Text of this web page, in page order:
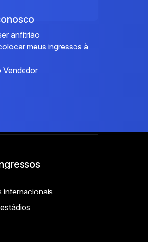
anfitrião
meus ingressos à
Vendedor
internacionais